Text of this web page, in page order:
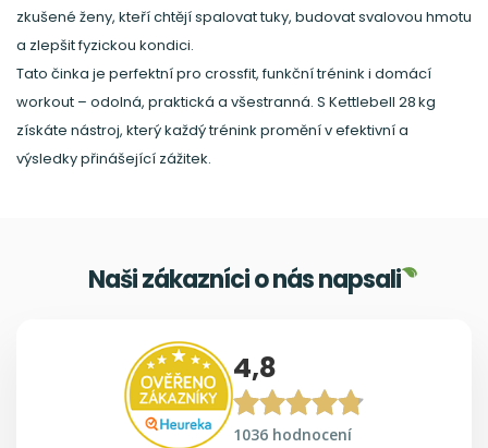
zkušené ženy, kteří chtějí spalovat tuky, budovat svalovou hmotu
a zlepšit fyzickou kondici.
Tato činka je perfektní pro crossfit, funkční trénink i domácí
workout – odolná, praktická a všestranná. S Kettlebell 28 kg
získáte nástroj, který každý trénink promění v efektivní a
výsledky přinášející zážitek.
Naši zákazníci o nás napsali
4,8
1036 hodnocení